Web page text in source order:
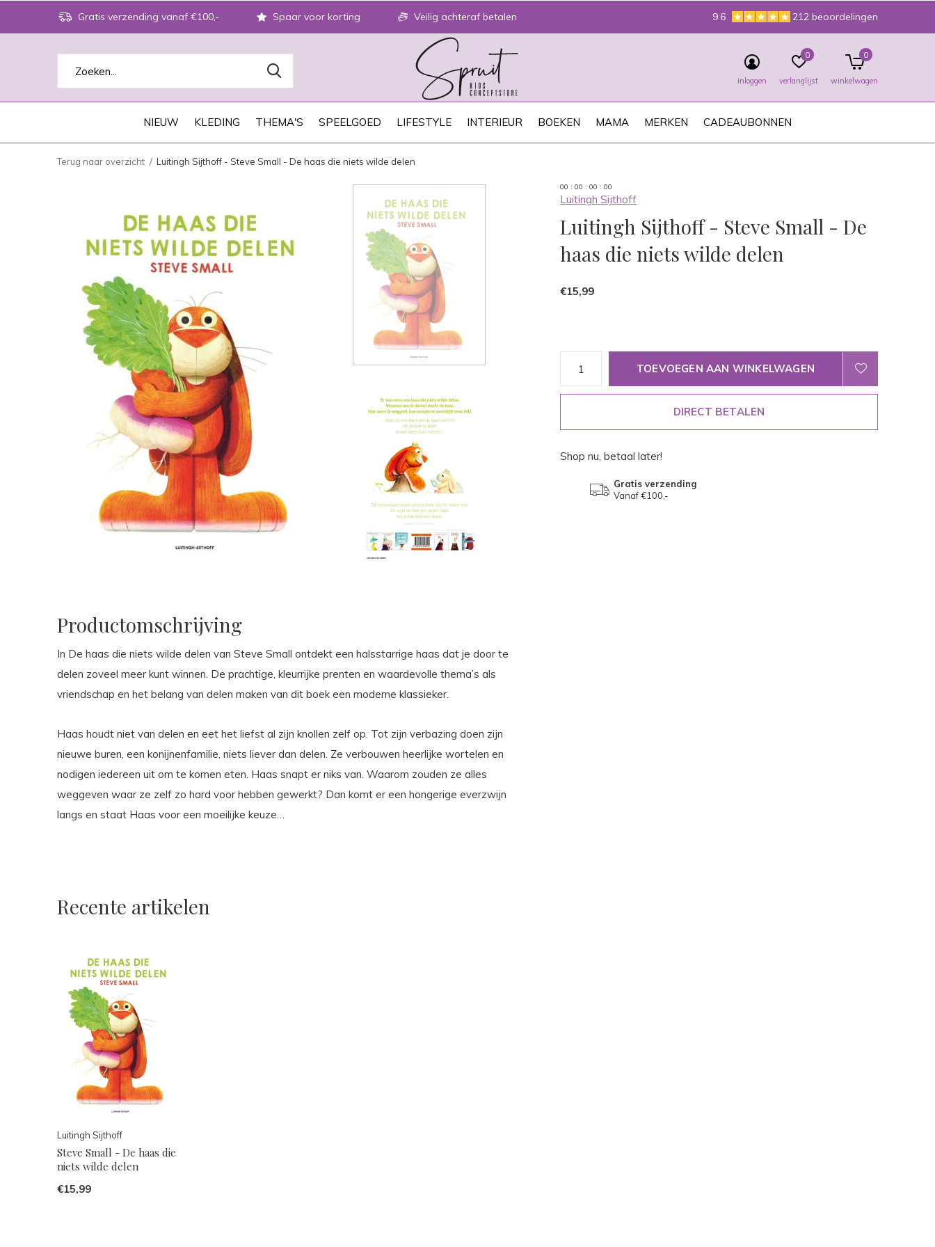
NIEUW KLEDING THEMA'S SPEELGOED LIFESTYLE INTERIEUR BOEKEN MAMA MERKEN CADEAUBONNEN
inloggen verlanglijst
0
winkelwagen
0
Gratis verzending vanaf €100,- Spaar voor korting Veilig achteraf betalen 9.6 212 beoordelingen
Terug naar overzicht Luitingh Sijthoff - Steve Small - De haas die niets wilde delen
00 : 00 : 00 : 00
Luitingh Sijthoff
Luitingh Sijthoff - Steve Small - De
haas die niets wilde delen
€15,99
TOEVOEGEN AAN WINKELWAGEN
DIRECT BETALEN
Shop nu, betaal later!
Gratis verzending
Vanaf €100,-
Productomschrijving
In De haas die niets wilde delen van Steve Small ontdekt een halsstarrige haas dat je door te
delen zoveel meer kunt winnen. De prachtige, kleurrijke prenten en waardevolle thema’s als
vriendschap en het belang van delen maken van dit boek een moderne klassieker.
Haas houdt niet van delen en eet het liefst al zijn knollen zelf op. Tot zijn verbazing doen zijn
nieuwe buren, een konijnenfamilie, niets liever dan delen. Ze verbouwen heerlijke wortelen en
nodigen iedereen uit om te komen eten. Haas snapt er niks van. Waarom zouden ze alles
weggeven waar ze zelf zo hard voor hebben gewerkt? Dan komt er een hongerige everzwijn
langs en staat Haas voor een moeilijke keuze…
Recente artikelen
Luitingh Sijthoff
Steve Small - De haas die
niets wilde delen
€15,99